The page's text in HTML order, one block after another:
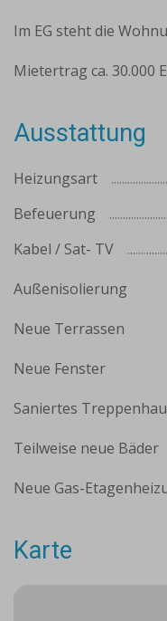
Im EG steht die
Mietertrag ca. 30.000
Ausstattung
Heizungsart
Befeuerung
Kabel / Sat- TV
Außenisolierung
Neue Terrassen
Neue Fenster
Saniertes
Teilweise neue Bäder
Neue Gas-
Karte